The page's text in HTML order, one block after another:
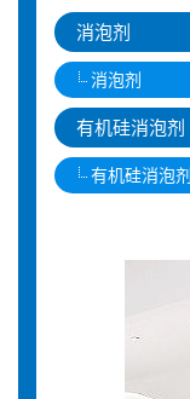
消泡剂
消泡剂
有机硅消泡剂
有机硅消泡剂